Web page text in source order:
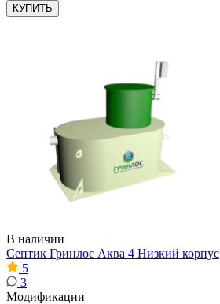
КУПИТЬ
В наличии
Септик Гринлос Аква 4 Низкий корпус
5
3
Модификации